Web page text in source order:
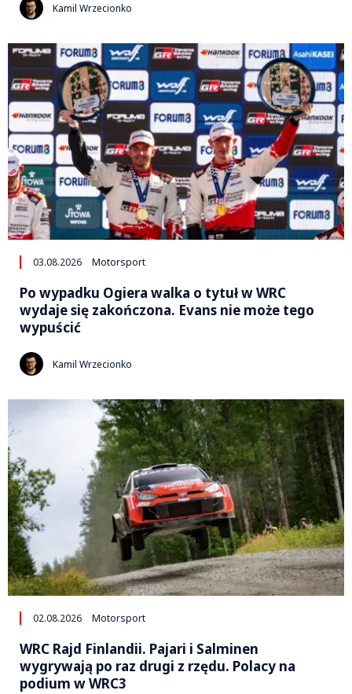
Kamil Wrzecionko
03.08.2026 Motorsport
Po wypadku Ogiera walka o tytuł w WRC
wydaje się zakończona. Evans nie może tego
wypuścić
Kamil Wrzecionko
02.08.2026 Motorsport
WRC Rajd Finlandii. Pajari i Salminen
wygrywają po raz drugi z rzędu. Polacy na
podium w WRC3